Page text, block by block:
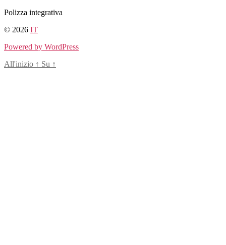
Salta
contenuto
Polizza integrativa
© 2026 IT
Powered by WordPress
All'inizio ↑ Su ↑